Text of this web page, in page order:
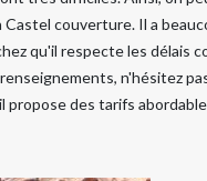
Castel couverture. Il a
qu'il respecte les délais
n'hésitez
propose des tarifs